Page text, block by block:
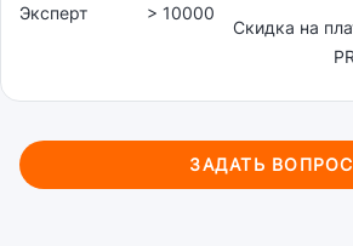
Эксперт > 10000
Скидка на
ЗАДАТЬ ВОПРОС